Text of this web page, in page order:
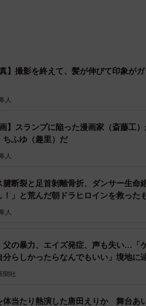
真】撮影を終えて、髪が伸びて印象が
人
画】スランプに陥った漫画家（斎藤工
ちふゆ（趣里）だ
人
腱断裂と足首剝離骨折、ダンサー生命
！」と荒んだ朝ドラヒロインを救った
人
父の暴力、エイズ発症、声も失い…「
らしかったらなんでもいい」境地に
聞社
体当たり熱演した唐田えりか 舞台あ